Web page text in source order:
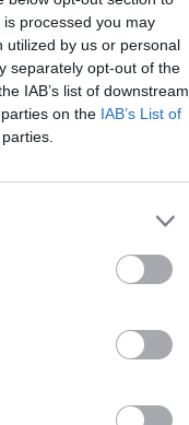
processed you may
utilized by us or personal
separately opt-out of the
IAB’s list of downstream
on the IAB’s List of